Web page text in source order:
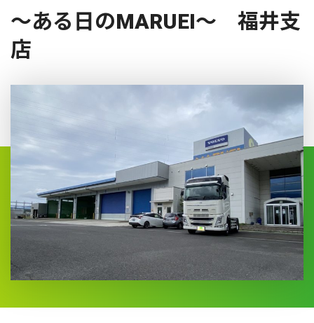
～ある日のMARUEI～ 福井支
店